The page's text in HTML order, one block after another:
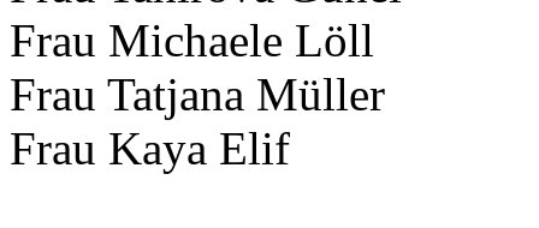
Frau Michaele Löll
Frau Tatjana Müller
Frau Kaya Elif